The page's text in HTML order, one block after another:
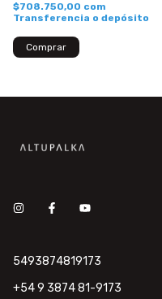
$708.750,00 com
Transferencia o depósito
5493874819173
+54 9 3874 81-9173